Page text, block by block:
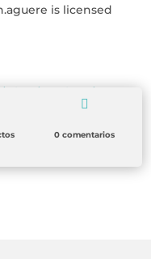
is licensed
Casa de Los Coroneles

0 comentarios